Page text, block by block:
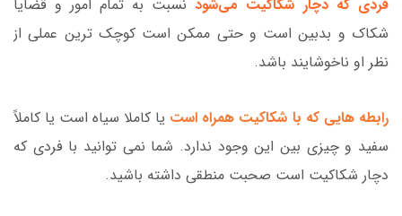
فردی که دچار شکاکیت می‌شود نسبت به تمام امور و قضایا
شکاک و بدبین است و حتی ممکن است کوچک ترین عملی از
نظر او ناخوشایند باشد.
رابطه هایی که با شکاکیت همراه است یا کاملا سیاه است یا کاملاً
سفید و چیزی بین این وجود ندارد. شما نمی توانید با فردی که
دچار شکاکیت است صحبت منطقی داشته باشید.